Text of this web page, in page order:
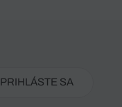
PRIHLÁSTE SA